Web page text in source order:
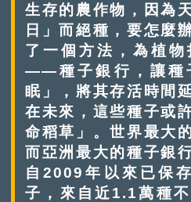
生存的農作物，因為
日」而絕種，要怎麼
了一個方法，為植物
——種子銀行，讓種
眠」，將其存活時間
在未來，這些種子或
命稻草」。世界最大
而亞洲最大的種子銀
自2009年以來已保
子，來自近1.1萬種